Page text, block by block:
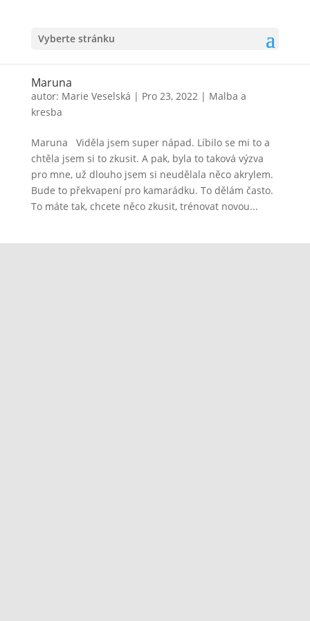
Vyberte stránku
Maruna
autor: Marie Veselská | Pro 23, 2022| Malba a
kresba
Maruna Viděla jsem super nápad. Líbilo se mi to a
chtěla jsem si to zkusit. A pak, byla to taková výzva
pro mne, už dlouho jsem si neudělala něco akrylem.
Bude to překvapení pro kamarádku. To dělám často.
To máte tak, chcete něco zkusit, trénovat novou...